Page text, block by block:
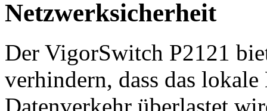
Netzwerksicherheit
Der VigorSwitch P2121
verhindern, dass das